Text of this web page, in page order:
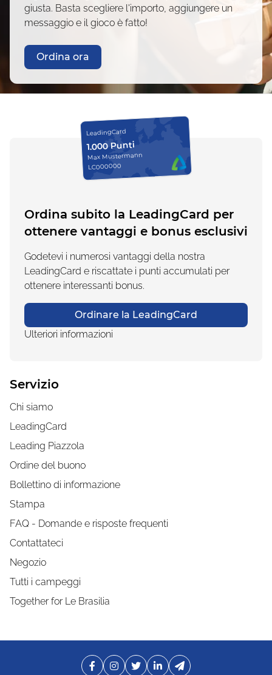
giusta. Basta scegliere l'importo, aggiungere un
messaggio e il gioco è fatto!
Ordina ora
Servizio
Chi siamo
LeadingCard
Leading Piazzola
Ordine del buono
Bollettino di informazione
Stampa
FAQ - Domande e risposte frequenti
Contattateci
Negozio
Tutti i campeggi
Together for Le Brasilia
LeadingCard
1.000 Punti
Max Mustermann
LC000000
Ordina subito la LeadingCard per
ottenere vantaggi e bonus esclusivi
Godetevi i numerosi vantaggi della nostra
LeadingCard e riscattate i punti accumulati per
ottenere interessanti bonus.
Ordinare la LeadingCard
Ulteriori informazioni